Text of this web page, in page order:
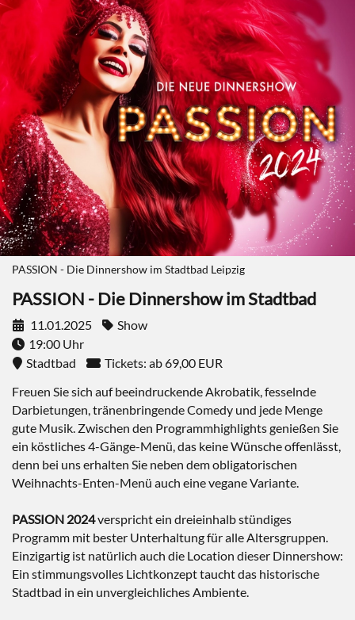
PASSION - Die Dinnershow im Stadtbad Leipzig
PASSION - Die Dinnershow im Stadtbad
11.01.2025
Show
19:00 Uhr
Stadtbad
Tickets: ab 69,00 EUR
Freuen Sie sich auf beeindruckende Akrobatik, fesselnde
Darbietungen, tränenbringende Comedy und jede Menge
gute Musik. Zwischen den Programmhighlights genießen Sie
ein köstliches 4-Gänge-Menü, das keine Wünsche offenlässt,
denn bei uns erhalten Sie neben dem obligatorischen
Weihnachts-Enten-Menü auch eine vegane Variante.
PASSION 2024verspricht ein dreieinhalb stündiges
Programm mit bester Unterhaltung für alle Altersgruppen.
Einzigartig ist natürlich auch die Location dieser Dinnershow:
Ein stimmungsvolles Lichtkonzept taucht das historische
Stadtbad in ein unvergleichliches Ambiente.